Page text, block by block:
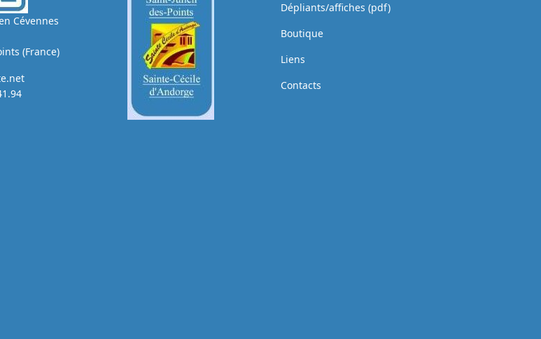
Cévennes
(France)
Dépliants/affiches (pdf)
Boutique
Liens
Contacts